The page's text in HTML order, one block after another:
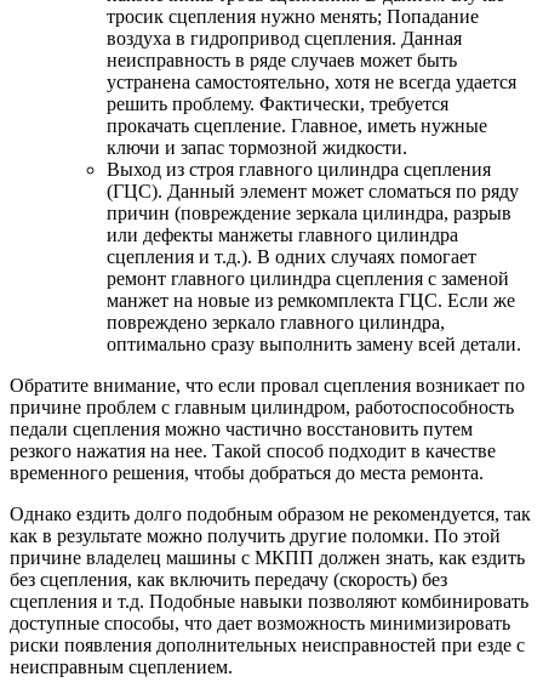
тросик сцепления нужно менять; Попадание
воздуха в гидропривод сцепления. Данная
неисправность в ряде случаев может быть
устранена самостоятельно, хотя не всегда удается
решить проблему. Фактически, требуется
прокачать сцепление. Главное, иметь нужные
ключи и запас тормозной жидкости.
Выход из строя главного цилиндра сцепления
(ГЦС). Данный элемент может сломаться по ряду
причин (повреждение зеркала цилиндра, разрыв
или дефекты манжеты главного цилиндра
сцепления и т.д.). В одних случаях помогает
ремонт главного цилиндра сцепления с заменой
манжет на новые из ремкомплекта ГЦС. Если же
повреждено зеркало главного цилиндра,
оптимально сразу выполнить замену всей детали.
Обратите внимание, что если провал сцепления возникает по
причине проблем с главным цилиндром, работоспособность
педали сцепления можно частично восстановить путем
резкого нажатия на нее. Такой способ подходит в качестве
временного решения, чтобы добраться до места ремонта.
Однако ездить долго подобным образом не рекомендуется, так
как в результате можно получить другие поломки. По этой
причине владелец машины с МКПП должен знать, как ездить
без сцепления, как включить передачу (скорость) без
сцепления и т.д. Подобные навыки позволяют комбинировать
доступные способы, что дает возможность минимизировать
риски появления дополнительных неисправностей при езде с
неисправным сцеплением.